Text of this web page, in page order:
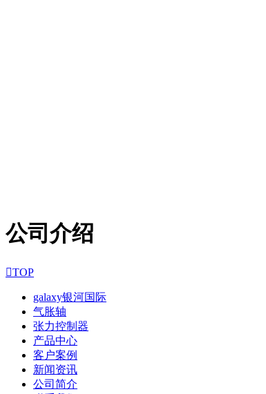
公司介绍
TOP
galaxy银河国际
气胀轴
张力控制器
产品中心
客户案例
新闻资讯
公司简介